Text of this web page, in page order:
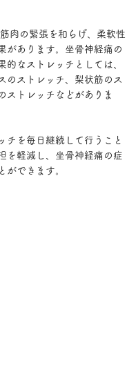
があります。坐骨神経痛の
的なストレッチとしては、
のストレッチ、梨状筋のス
ストレッチなどがありま
チを毎日継続して行うこと
を軽減し、坐骨神経痛の症
ができます。